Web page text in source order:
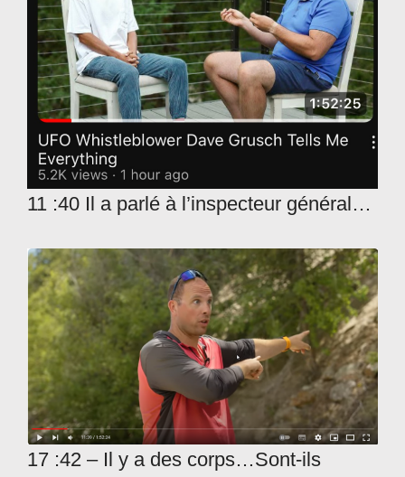
11 :40 Il a parlé à l’inspecteur général…
17 :42 – Il y a des corps…Sont-ils